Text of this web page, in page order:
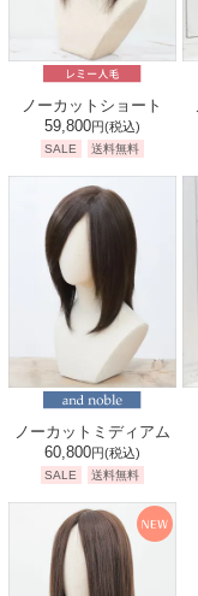
ノーカットショート
59,800円(税込)
SALE 送料無料
ノーカットミディアム
60,800円(税込)
SALE 送料無料